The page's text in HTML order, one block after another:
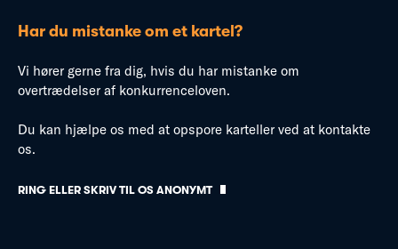
Har du mistanke om et kartel?
Vi hører gerne fra dig, hvis du har mistanke om
overtrædelser af konkurrenceloven.
Du kan hjælpe os med at opspore karteller ved at kontakte
os.
RING ELLER SKRIV TIL OS ANONYMT